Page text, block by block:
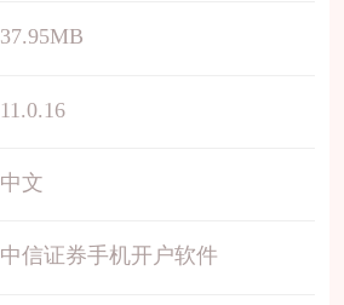
37.95MB
11.0.16
中文
中信证券手机开户软件